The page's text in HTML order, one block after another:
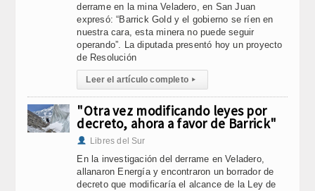
derrame en la mina Veladero, en San Juan
expresó: “Barrick Gold y el gobierno se ríen en
nuestra cara, esta minera no puede seguir
operando”. La diputada presentó hoy un proyecto
de Resolución
Leer el artículo completo ▸
"Otra vez modificando leyes por
decreto, ahora a favor de Barrick"
Libres del Sur
En la investigación del derrame en Veladero,
allanaron Energía y encontraron un borrador de
decreto que modificaría el alcance de la Ley de